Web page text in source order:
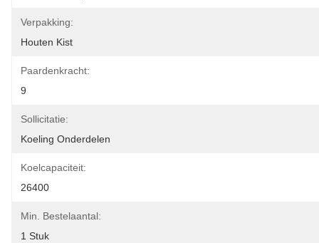
Verpakking:
Houten Kist
Paardenkracht:
9
Sollicitatie:
Koeling Onderdelen
Koelcapaciteit:
26400
Min. Bestelaantal:
1 Stuk